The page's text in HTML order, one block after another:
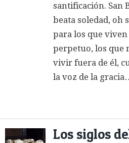
santificación. San
beata soledad, oh
para los que
perpetuo, los que
vivir fuera de él,
la voz de la
Los siglos